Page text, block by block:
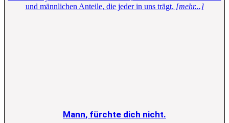
und männlichen Anteile, die jeder in uns trägt. [mehr...]
Mann, fürchte dich nicht.